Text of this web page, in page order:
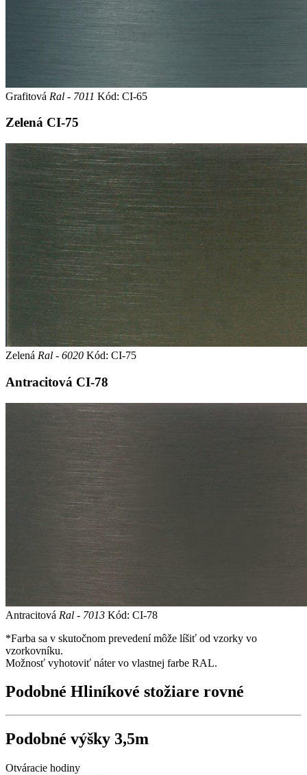
Grafitová Ral - 7011 Kód: CI-65
Zelená CI-75
Zelená Ral - 6020 Kód: CI-75
Antracitová CI-78
Antracitová Ral - 7013 Kód: CI-78
*Farba sa v skutočnom prevedení môže líšiť od vzorky vo
vzorkovníku.
Možnosť vyhotoviť náter vo vlastnej farbe RAL.
Podobné Hliníkové stožiare rovné
Podobné výšky 3,5m
Otváracie hodiny